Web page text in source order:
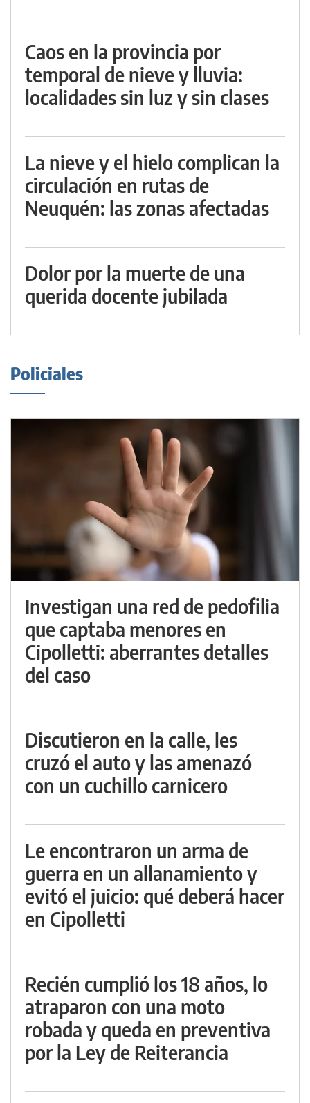
Caos en la provincia por
temporal de nieve y lluvia:
localidades sin luz y sin clases
La nieve y el hielo complican la
circulación en rutas de
Neuquén: las zonas afectadas
Dolor por la muerte de una
querida docente jubilada
Policiales
Investigan una red de pedofilia
que captaba menores en
Cipolletti: aberrantes detalles
del caso
Discutieron en la calle, les
cruzó el auto y las amenazó
con un cuchillo carnicero
Le encontraron un arma de
guerra en un allanamiento y
evitó el juicio: qué deberá hacer
en Cipolletti
Recién cumplió los 18 años, lo
atraparon con una moto
robada y queda en preventiva
por la Ley de Reiterancia